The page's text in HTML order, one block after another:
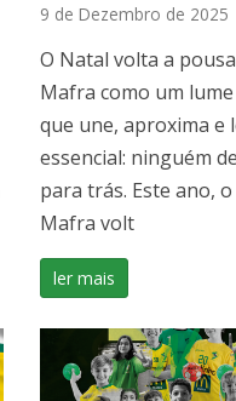
9 de Dezembro de 2025
O Natal volta a
Mafra como um
que une, aproxima e
essencial: ninguém
para trás. Este ano, o
Mafra volt
ler mais